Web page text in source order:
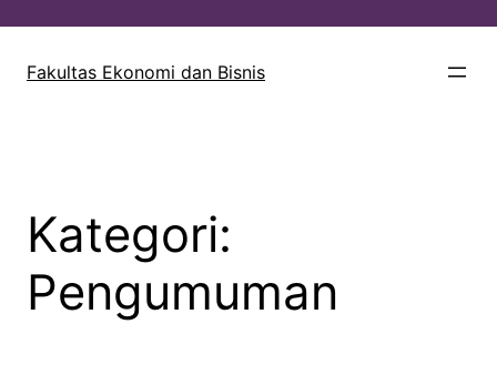
Fakultas Ekonomi dan Bisnis
Kategori:
Pengumuman